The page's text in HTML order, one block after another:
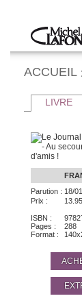
Accueil
ACCUEIL
LIVRE
Parution : 18/
Prix :
ISBN :
Pages :
288
Format :